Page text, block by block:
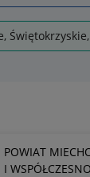
POWIAT
I